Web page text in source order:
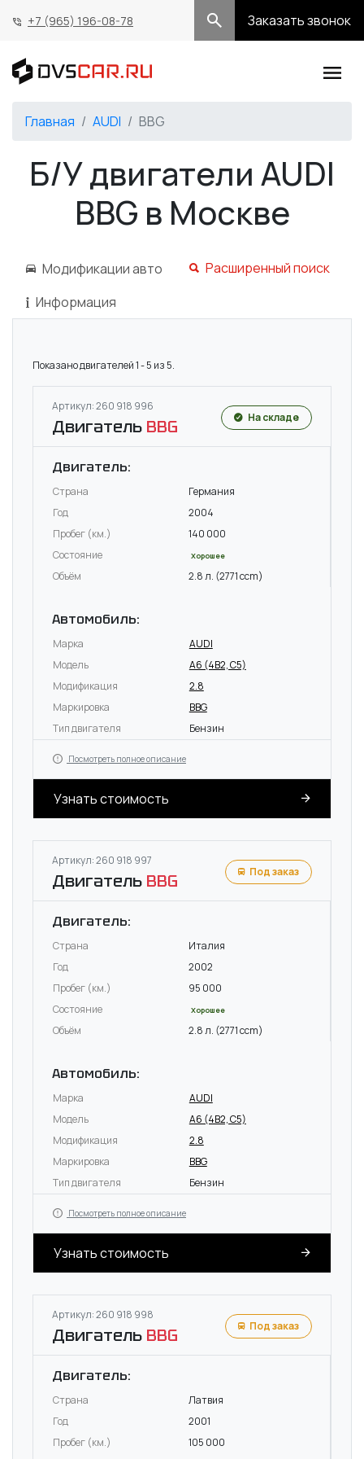
+7 (965) 196-08-78 Заказать звонок
Главная AUDI BBG
Б/У двигатели AUDI
BBG в Москве
Модификации авто
Расширенный поиск
Информация
Показано двигателей 1 - 5 из 5.
Артикул: 260 918 996
Двигатель BBG На складе
Двигатель:
Страна
Германия
Год
2004
Пробег (км.)
140 000
Состояние
Хорошее
Объём 2.8 л. (2771 ccm)
Автомобиль:
Марка
AUDI
Модель
A6 (4B2, C5)
Модификация
2.8
Маркировка
BBG
Тип двигателя
Бензин
Посмотреть полное описание
Узнать стоимость
Артикул: 260 918 997
Двигатель BBG Под заказ
Двигатель:
Страна
Италия
Год
2002
Пробег (км.)
95 000
Состояние
Хорошее
Объём 2.8 л. (2771 ccm)
Автомобиль:
Марка
AUDI
Модель
A6 (4B2, C5)
Модификация
2.8
Маркировка
BBG
Тип двигателя
Бензин
Посмотреть полное описание
Узнать стоимость
Артикул: 260 918 998
Двигатель BBG Под заказ
Двигатель:
Страна
Латвия
Год
2001
Пробег (км.)
105 000